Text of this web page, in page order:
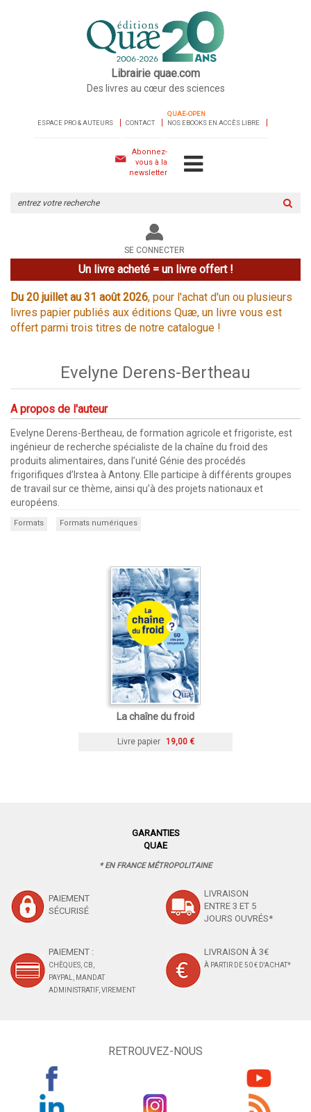
Librairie quae.com
Des livres au cœur des sciences
ESPACE PRO & AUTEURS CONTACT
QUAE-OPEN
NOS EBOOKS EN ACCÈS LIBRE
Abonnez-
vous à la
newsletter
le
site
SE CONNECTER
Un livre acheté = un livre offert !
Du 20 juillet au 31 août 2026, pour l'achat d'un ou plusieurs
livres papier publiés aux éditions Quæ, un livre vous est
offert parmi trois titres de notre catalogue !
Evelyne Derens-Bertheau
A propos de l'auteur
Evelyne Derens-Bertheau, de formation agricole et frigoriste, est
ingénieur de recherche spécialiste de la chaîne du froid des
produits alimentaires, dans l’unité Génie des procédés
frigorifiques d’Irstea à Antony. Elle participe à différents groupes
de travail sur ce thème, ainsi qu’à des projets nationaux et
européens.
Formats Formats numériques
La chaîne du froid
Livre papier 19,00 €
GARANTIES
QUAE
* EN FRANCE MÉTROPOLITAINE
PAIEMENT
SÉCURISÉ
LIVRAISON
ENTRE 3 ET 5
JOURS OUVRÉS*
PAIEMENT :
CHÈQUES, CB,
PAYPAL, MANDAT
ADMINISTRATIF, VIREMENT
LIVRAISON À 3€
À PARTIR DE 50 € D'ACHAT*
RETROUVEZ-NOUS